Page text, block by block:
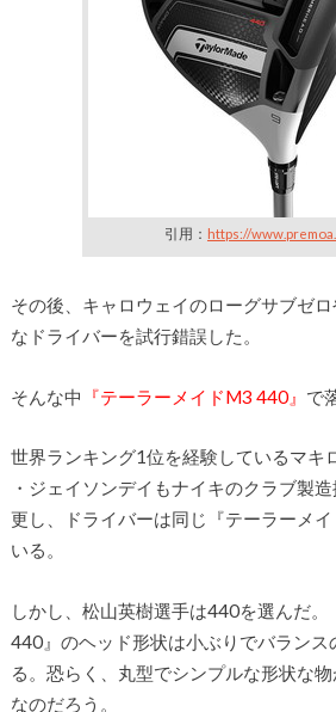
引用： https://
その後、キャロウェイのローグサブゼ
なドライバーを試行錯誤した。
そんな中 『テーラーメイドM3 440』 で
世界ランキング1位を経験しているマキ
・ジェイソンデイもナイキのクラブ製
更し、ドライバーは同じ『テーラーメ
いる。
しかし、松山英樹選手は440を選んだ
440』のヘッド形状は小ぶりでバランス
る。恐らく、丸型でシンプルな形状な
なのだろう。